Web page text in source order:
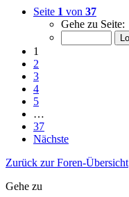
Seite 1 von 37
Gehe zu Seite:
1
2
3
4
5
…
37
Nächste
Zurück zur Foren-Übersicht
Gehe zu